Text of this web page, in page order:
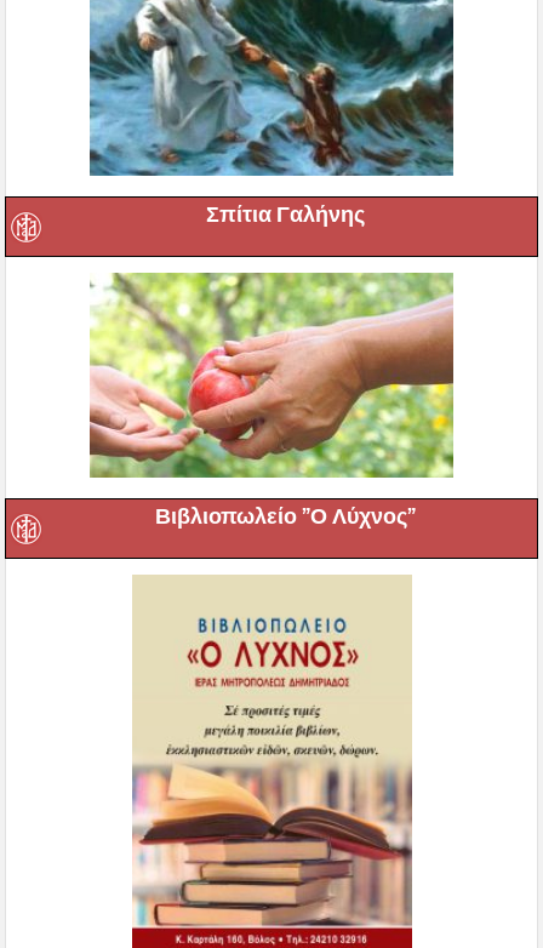
Σπίτια Γαλήνης
Βιβλιοπωλείο ”Ο Λύχνος”